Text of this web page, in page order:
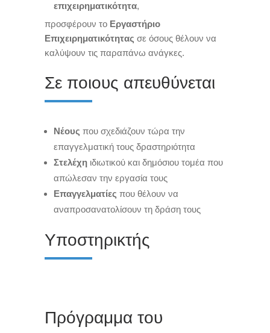
επιχειρηματικότητα,
προσφέρουν το Εργαστήριο
Επιχειρηματικότητας σε όσους θέλουν να
καλύψουν τις παραπάνω ανάγκες.
Σε ποιους απευθύνεται
Νέους που σχεδιάζουν τώρα την
επαγγελματική τους δραστηριότητα
Στελέχη ιδιωτικού και δημόσιου τομέα που
απώλεσαν την εργασία τους
Επαγγελματίες που θέλουν να
αναπροσανατολίσουν τη δράση τους
Υποστηρικτής
Πρόγραμμα του